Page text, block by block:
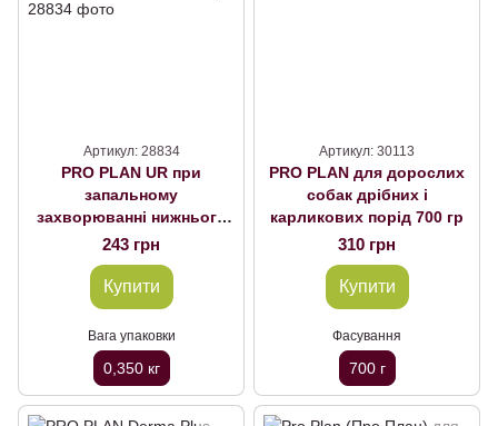
Артикул: 28834
PRO PLAN UR при
запальному
захворюванні нижнього
відділу сечовивідних
шляхів 350гр
243 грн
Купити
Вага упаковки
0,350 кг
Артикул: 30113
PRO PLAN для дорослих
собак дрібних і
карликових порід 700 гр
310 грн
Купити
Фасування
700 г